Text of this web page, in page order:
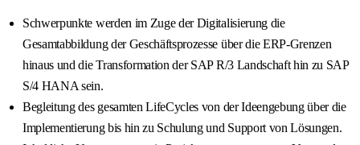
Schwerpunkte werden im Zuge der Digitalisierung die
Gesamtabbildung der Geschäftsprozesse über die ERP-Grenzen
hinaus und die Transformation der SAP R/3 Landschaft hin zu SAP
S/4 HANA sein.
Begleitung des gesamten LifeCycles von der Ideengebung über die
Implementierung bis hin zu Schulung und Support von Lösungen.